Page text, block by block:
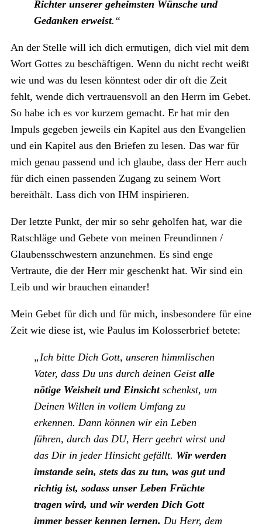
Richter unserer geheimsten Wünsche und
Gedanken erweist.“
An der Stelle will ich dich ermutigen, dich viel mit dem
Wort Gottes zu beschäftigen. Wenn du nicht recht weißt
wie und was du lesen könntest oder dir oft die Zeit
fehlt, wende dich vertrauensvoll an den Herrn im Gebet.
So habe ich es vor kurzem gemacht. Er hat mir den
Impuls gegeben jeweils ein Kapitel aus den Evangelien
und ein Kapitel aus den Briefen zu lesen. Das war für
mich genau passend und ich glaube, dass der Herr auch
für dich einen passenden Zugang zu seinem Wort
bereithält. Lass dich von IHM inspirieren.
Der letzte Punkt, der mir so sehr geholfen hat, war die
Ratschläge und Gebete von meinen Freundinnen /
Glaubensschwestern anzunehmen. Es sind enge
Vertraute, die der Herr mir geschenkt hat. Wir sind ein
Leib und wir brauchen einander!
Mein Gebet für dich und für mich, insbesondere für eine
Zeit wie diese ist, wie Paulus im Kolosserbrief betete:
„Ich bitte Dich Gott, unseren himmlischen
Vater, dass Du uns durch deinen Geist alle
nötige Weisheit und Einsichtschenkst, um
Deinen Willen in vollem Umfang zu
erkennen. Dann können wir ein Leben
führen, durch das DU, Herr geehrt wirst und
das Dir in jeder Hinsicht gefällt. Wir werden
imstande sein, stets das zu tun, was gut und
richtig ist, sodass unser Leben Früchte
tragen wird, und wir werden Dich Gott
immer besser kennen lernen. Du Herr, dem